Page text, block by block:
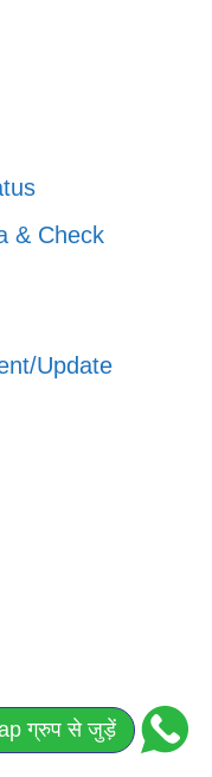
& Check
Update
ग्रुप से जुड़ें